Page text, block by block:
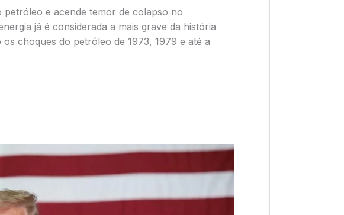
e acende temor de colapso no
já é considerada a mais grave da história
choques do petróleo de 1973, 1979 e até a